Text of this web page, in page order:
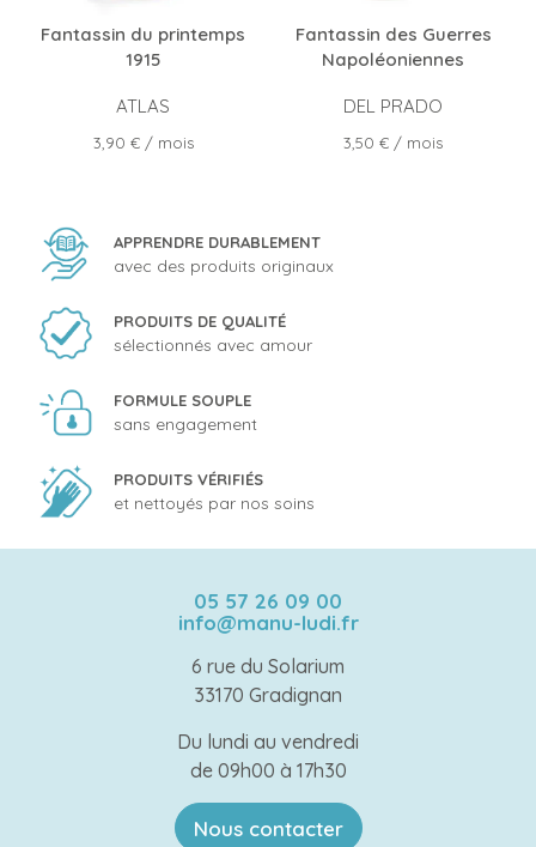
Fantassin du printemps
1915
ATLAS
Prix
3,90 €/ mois
Fantassin des Guerres
Napoléoniennes
DEL PRADO
Prix
3,50 € / mois
APPRENDRE DURABLEMENT
avec des produits originaux
PRODUITS DE QUALITÉ
sélectionnés avec amour
FORMULE SOUPLE
sans engagement
PRODUITS VÉRIFIÉS
et nettoyés par nos soins
05 57 26 09 00
info@manu-ludi.fr
6 rue du Solarium
33170 Gradignan
Du lundi au vendredi
de 09h00 à 17h30
Nous contacter